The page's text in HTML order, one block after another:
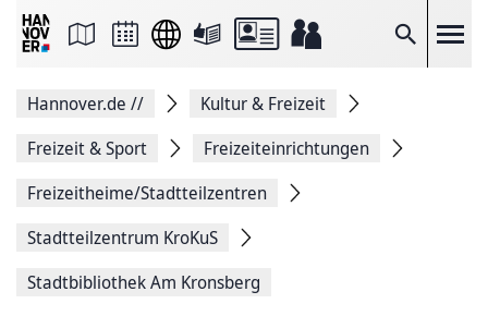
Suche
Seite
Facebook
teilen
Seitenlink
Seite
Hannover.de //
Kultur & Freizeit
Freizeit & Sport
Freizeiteinrichtungen
Freizeitheime/Stadtteilzentren
Stadtteilzentrum KroKuS
Stadtbibliothek Am Kronsberg